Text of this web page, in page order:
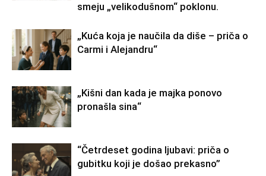
smeju „velikodušnom“ poklonu.
„Kuća koja je naučila da diše – priča o
Carmi i Alejandru“
„Kišni dan kada je majka ponovo
pronašla sina“
“Četrdeset godina ljubavi: priča o
gubitku koji je došao prekasno”